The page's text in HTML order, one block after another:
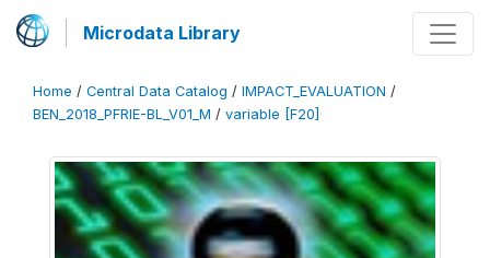
Microdata Library
Home / Central Data Catalog / IMPACT_EVALUATION /
BEN_2018_PFRIE-BL_V01_M / variable [F20]